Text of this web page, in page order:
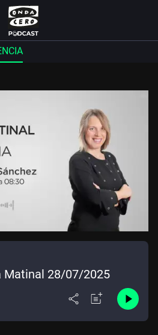
Matinal 28/07/2025